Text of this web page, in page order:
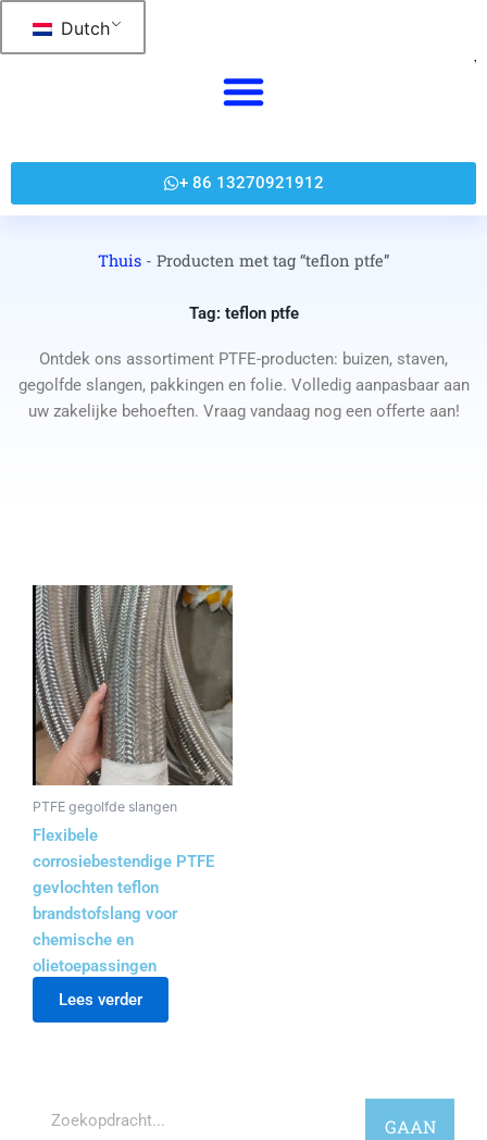
Dutch
+ 86 13270921912
Thuis - Producten met tag “teflon ptfe”
Tag: teflon ptfe
Ontdek ons assortiment PTFE-producten: buizen, staven,
gegolfde slangen, pakkingen en folie. Volledig aanpasbaar aan
uw zakelijke behoeften. Vraag vandaag nog een offerte aan!
PTFE gegolfde slangen
Flexibele
corrosiebestendige PTFE
gevlochten teflon
brandstofslang voor
chemische en
olietoepassingen
Lees verder
GAAN